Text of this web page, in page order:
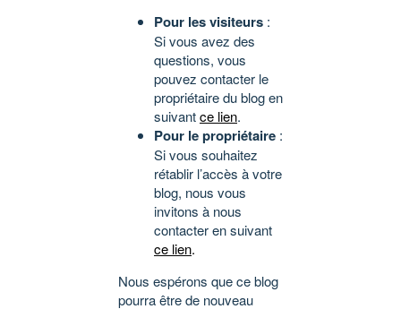
Pour les visiteurs :
Si vous avez des
questions, vous
pouvez contacter le
propriétaire du blog en
suivantce lien.
Pour le propriétaire :
Si vous souhaitez
rétablir l’accès à votre
blog, nous vous
invitons à nous
contacter en suivant
ce lien.
Nous espérons que ce blog
pourra être de nouveau